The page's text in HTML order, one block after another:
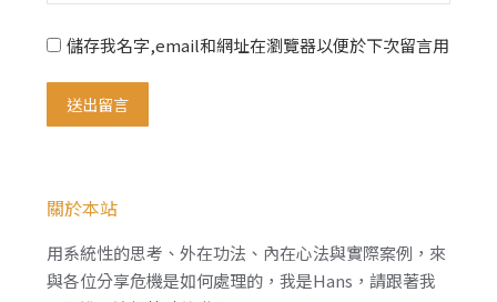
儲存我名字,email和網址在瀏覽器以便於下次留言用
送出留言
關於本站
用系統性的思考、外在功法、內在心法與實際案例，來
與各位分享危機是如何處理的，我是Hans，請跟著我